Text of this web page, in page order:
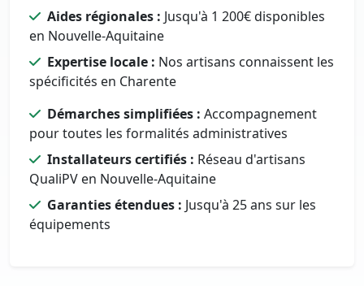
Aides régionales : Jusqu'à 1 200€ disponibles
en Nouvelle-Aquitaine
Expertise locale : Nos artisans connaissent les
spécificités en Charente
Démarches simplifiées : Accompagnement
pour toutes les formalités administratives
Installateurs certifiés : Réseau d'artisans
QualiPV en Nouvelle-Aquitaine
Garanties étendues : Jusqu'à 25 ans sur les
équipements